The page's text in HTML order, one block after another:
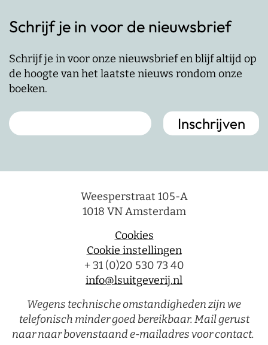
Schrijf je in voor de nieuwsbrief
Schrijf je in voor onze nieuwsbrief en blijf altijd op
de hoogte van het laatste nieuws rondom onze
boeken.
Weesperstraat 105-A
1018 VN Amsterdam
Cookies
Cookie instellingen
+ 31 (0)20 530 73 40
info@lsuitgeverij.nl
Wegens technische omstandigheden zijn we
telefonisch minder goed bereikbaar. Mail gerust
naar naar bovenstaand e-mailadres voor contact.